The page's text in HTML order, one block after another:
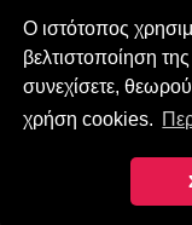
Ο ιστότοπος
βελτιστοποίηση
συνεχίσετε,
χρήση cookies.
2610 439489
info@lirintzis.gr
Copyright © 2026